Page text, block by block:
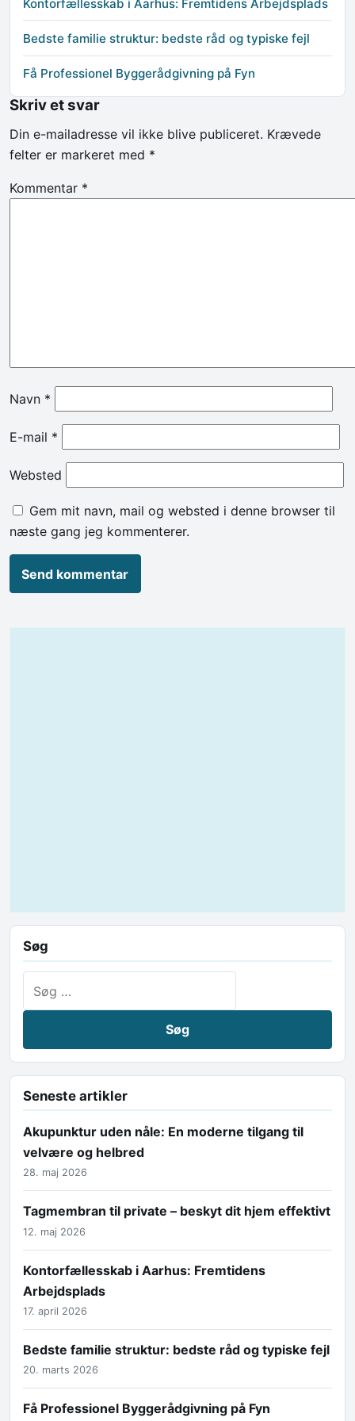
Kontorfællesskab i Aarhus: Fremtidens Arbejdsplads
Bedste familie struktur: bedste råd og typiske fejl
Få Professionel Byggerådgivning på Fyn
Skriv et svar
Din e-mailadresse vil ikke blive publiceret. Krævede
felter er markeret med *
Kommentar *
Navn *
E-mail *
Websted
Gem mit navn, mail og websted i denne browser til
næste gang jeg kommenterer.
Søg
Seneste artikler
Akupunktur uden nåle: En moderne tilgang til
velvære og helbred
28. maj 2026
Tagmembran til private – beskyt dit hjem effektivt
12. maj 2026
Kontorfællesskab i Aarhus: Fremtidens
Arbejdsplads
17. april 2026
Bedste familie struktur: bedste råd og typiske fejl
20. marts 2026
Få Professionel Byggerådgivning på Fyn